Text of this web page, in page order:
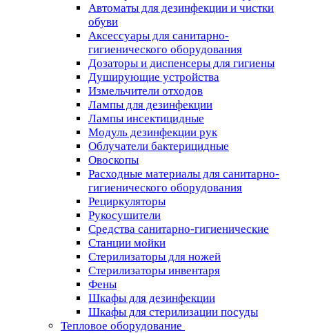
Автоматы для дезинфекции и чистки
обуви
Аксессуары для санитарно-
гигиенического оборудования
Дозаторы и диспенсеры для гигиены
Душирующие устройства
Измельчители отходов
Лампы для дезинфекции
Лампы инсектицидные
Модуль дезинфекции рук
Облучатели бактерицидные
Овоскопы
Расходные материалы для санитарно-
гигиенического оборудования
Рециркуляторы
Рукосушители
Средства санитарно-гигиенические
Станции мойки
Стерилизаторы для ножей
Стерилизаторы инвентаря
Фены
Шкафы для дезинфекции
Шкафы для стерилизации посуды
Тепловое оборудование